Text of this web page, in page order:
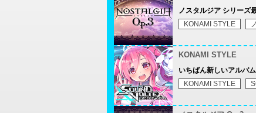
ノスタルジア シリーズ
KONAMI STYLE
KONAMI STYLE
いちばん新しいアルバ
KONAMI STYLE